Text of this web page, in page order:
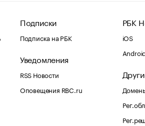
Подписки
Подписка на РБК
Уведомления
RSS Новости
Оповещения RBC.ru
РБК
iOS